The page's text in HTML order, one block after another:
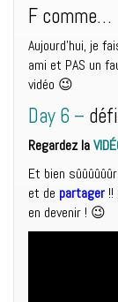
F comme…
Aujourd’hui, je
ami et PAS un
vidéo 😉
Day 6 – défi
Regardez la
Et bien
et de partager
en devenir ! 😉